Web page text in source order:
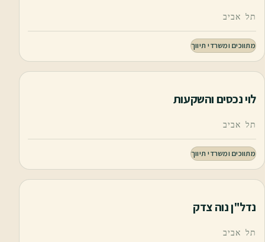
תל אביב
מתווכים ומשרדי תיווך
לוי נכסים והשקעות
תל אביב
מתווכים ומשרדי תיווך
נדל"ן נוה צדק
תל אביב